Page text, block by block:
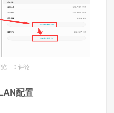
面No的值，这里是0，下面用
数就是1；字段名就是DM
大小写；字段值就是要设置的
可以的，最好保存下。其实
猫配置来说，这几条命令足
?linkid=2107246 了解详细信
所以具体的解决方法未知，
览器升级成最新的IE11就可
人来说，频繁会弹框提示系
的还是弹框提示，对我来说
电话咨询无解。
0 评论
配置